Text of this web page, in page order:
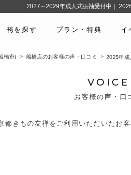
袴を探す プラン・特典 イ
橋市) 船橋店のお客様の声・口コミ 2025年成
VOICE
お客様の声・口
都きもの友禅をご利用いただいたお
2027～2029年成人式振袖受付中｜